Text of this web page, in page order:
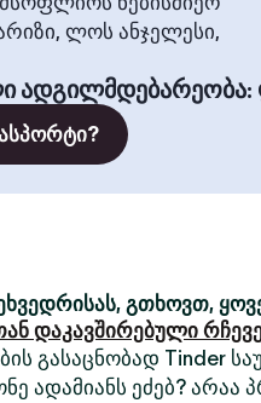
ლოს ანჯელესი,
ადგილმდებარეობა:
გთხოვთ,
დაკავშირებული
გასაცნობად Tinder
ადამიანს ეძებ?